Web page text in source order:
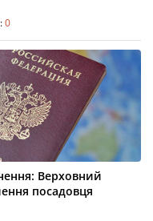
0
Верховний
посадовця